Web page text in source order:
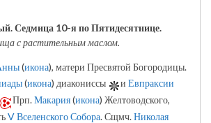
Седмица 10-я по Пятидесятнице.
с растительным маслом.
(икона), матери Пресвятой Богородицы.
(икона) диакониссы и Евпраксии
Прп.Макария(икона) Желтоводского,
V Вселенского Собора. Сщмч.Николая